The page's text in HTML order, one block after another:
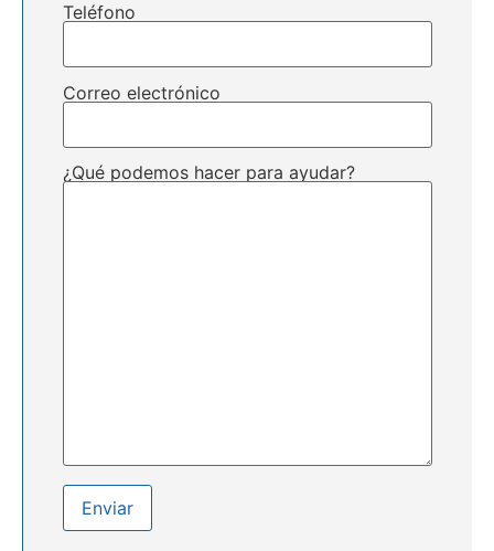
Teléfono
Correo electrónico
¿Qué podemos hacer para ayudar?